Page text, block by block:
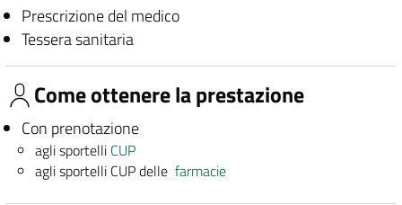
Prescrizione del medico
Tessera sanitaria
Come ottenere la prestazione
Con prenotazione
agli sportelli CUP
agli sportelli CUP dellefarmacie